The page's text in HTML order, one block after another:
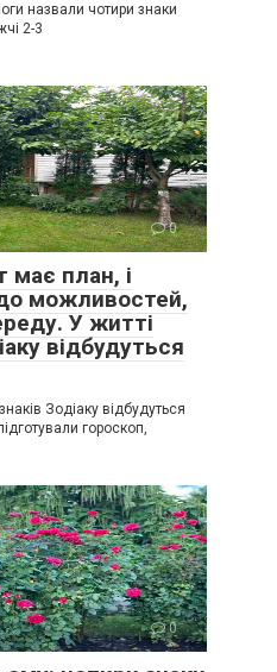
назвали чотири знаки
2-3
0
має план, і
можливостей,
У житті
відбудуться
Зодіаку відбудуться
гороскоп,
0